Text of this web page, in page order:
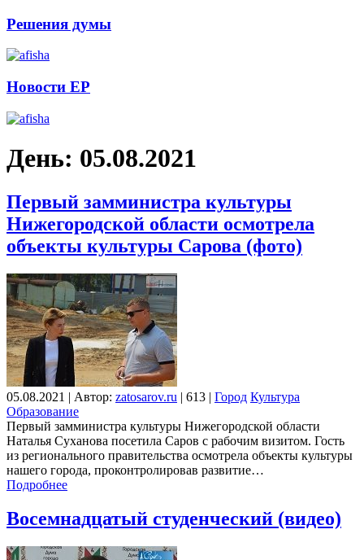
Решения думы
Новости ЕР
День: 05.08.2021
Первый замминистра культуры
Нижегородской области осмотрела
объекты культуры Сарова (фото)
05.08.2021 | Автор: zatosarov.ru | 613 | Город Культура
Образование
Первый замминистра культуры Нижегородской области
Наталья Суханова посетила Саров с рабочим визитом. Гость
из регионального правительства осмотрела объекты культуры
нашего города, проконтролировав развитие…
Подробнее
Восемнадцатый студенческий (видео)